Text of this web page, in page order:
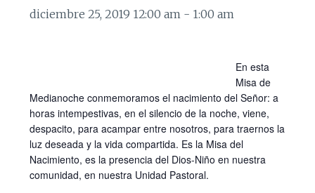
diciembre 25, 2019 12:00 am - 1:00 am
En esta
Misa de
Medianoche conmemoramos el nacimiento del Señor: a
horas intempestivas, en el silencio de la noche, viene,
despacito, para acampar entre nosotros, para traernos la
luz deseada y la vida compartida. Es la Misa del
Nacimiento, es la presencia del Dios-Niño en nuestra
comunidad, en nuestra Unidad Pastoral.